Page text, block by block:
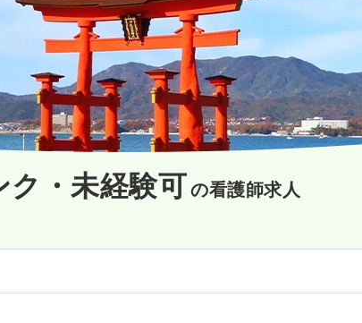
ク・未経験可の看護師求人